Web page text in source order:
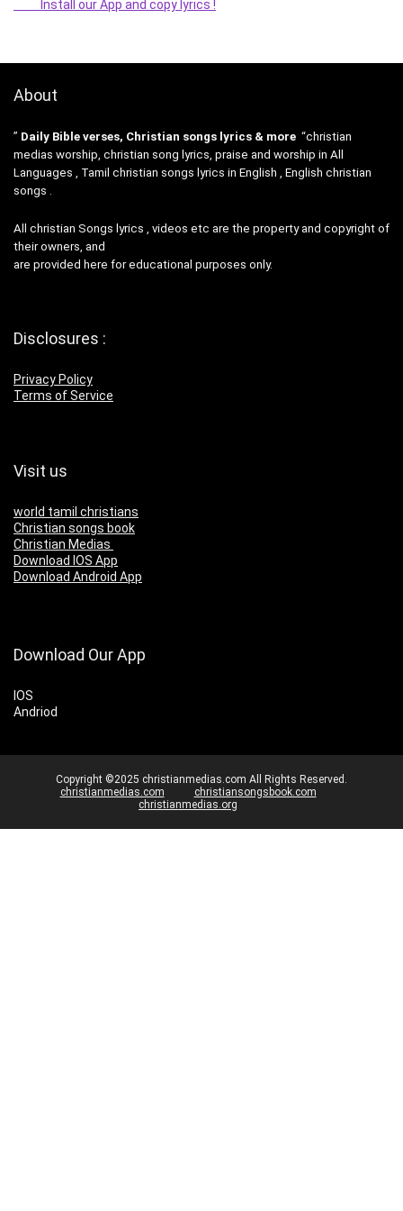
Install our App and copy lyrics !
About
” Daily Bible verses, Christian songs lyrics & more “christian
medias worship, christian song lyrics, praise and worship in All
Languages , Tamil christian songs lyrics in English , English christian
songs .
All christian Songs lyrics , videos etc are the property and copyright of
their owners, and
are provided here for educational purposes only.
Disclosures :
Privacy Policy
Terms of Service
Visit us
world tamil christians
Christian songs book
Christian Medias
Download IOS App
Download Android App
Download Our App
IOS
Andriod
Copyright ©2025 christianmedias.com All Rights Reserved.
christianmedias.com
christiansongsbook.com
christianmedias.org